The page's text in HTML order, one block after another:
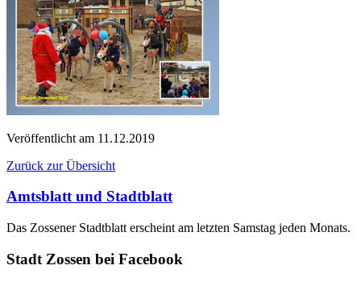
Veröffentlicht am 11.12.2019
Zurück zur Übersicht
Amtsblatt und Stadtblatt
Das Zossener Stadtblatt erscheint am letzten Samstag jeden Monats.
Stadt Zossen bei Facebook